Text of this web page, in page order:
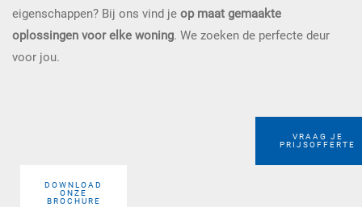
eigenschappen? Bij ons vind je op maat gemaakte
oplossingen voor elke woning. We zoeken de perfecte deur
voor jou.
VRAAG JE
PRIJSOFFERTE
DOWNLOAD
ONZE
BROCHURE